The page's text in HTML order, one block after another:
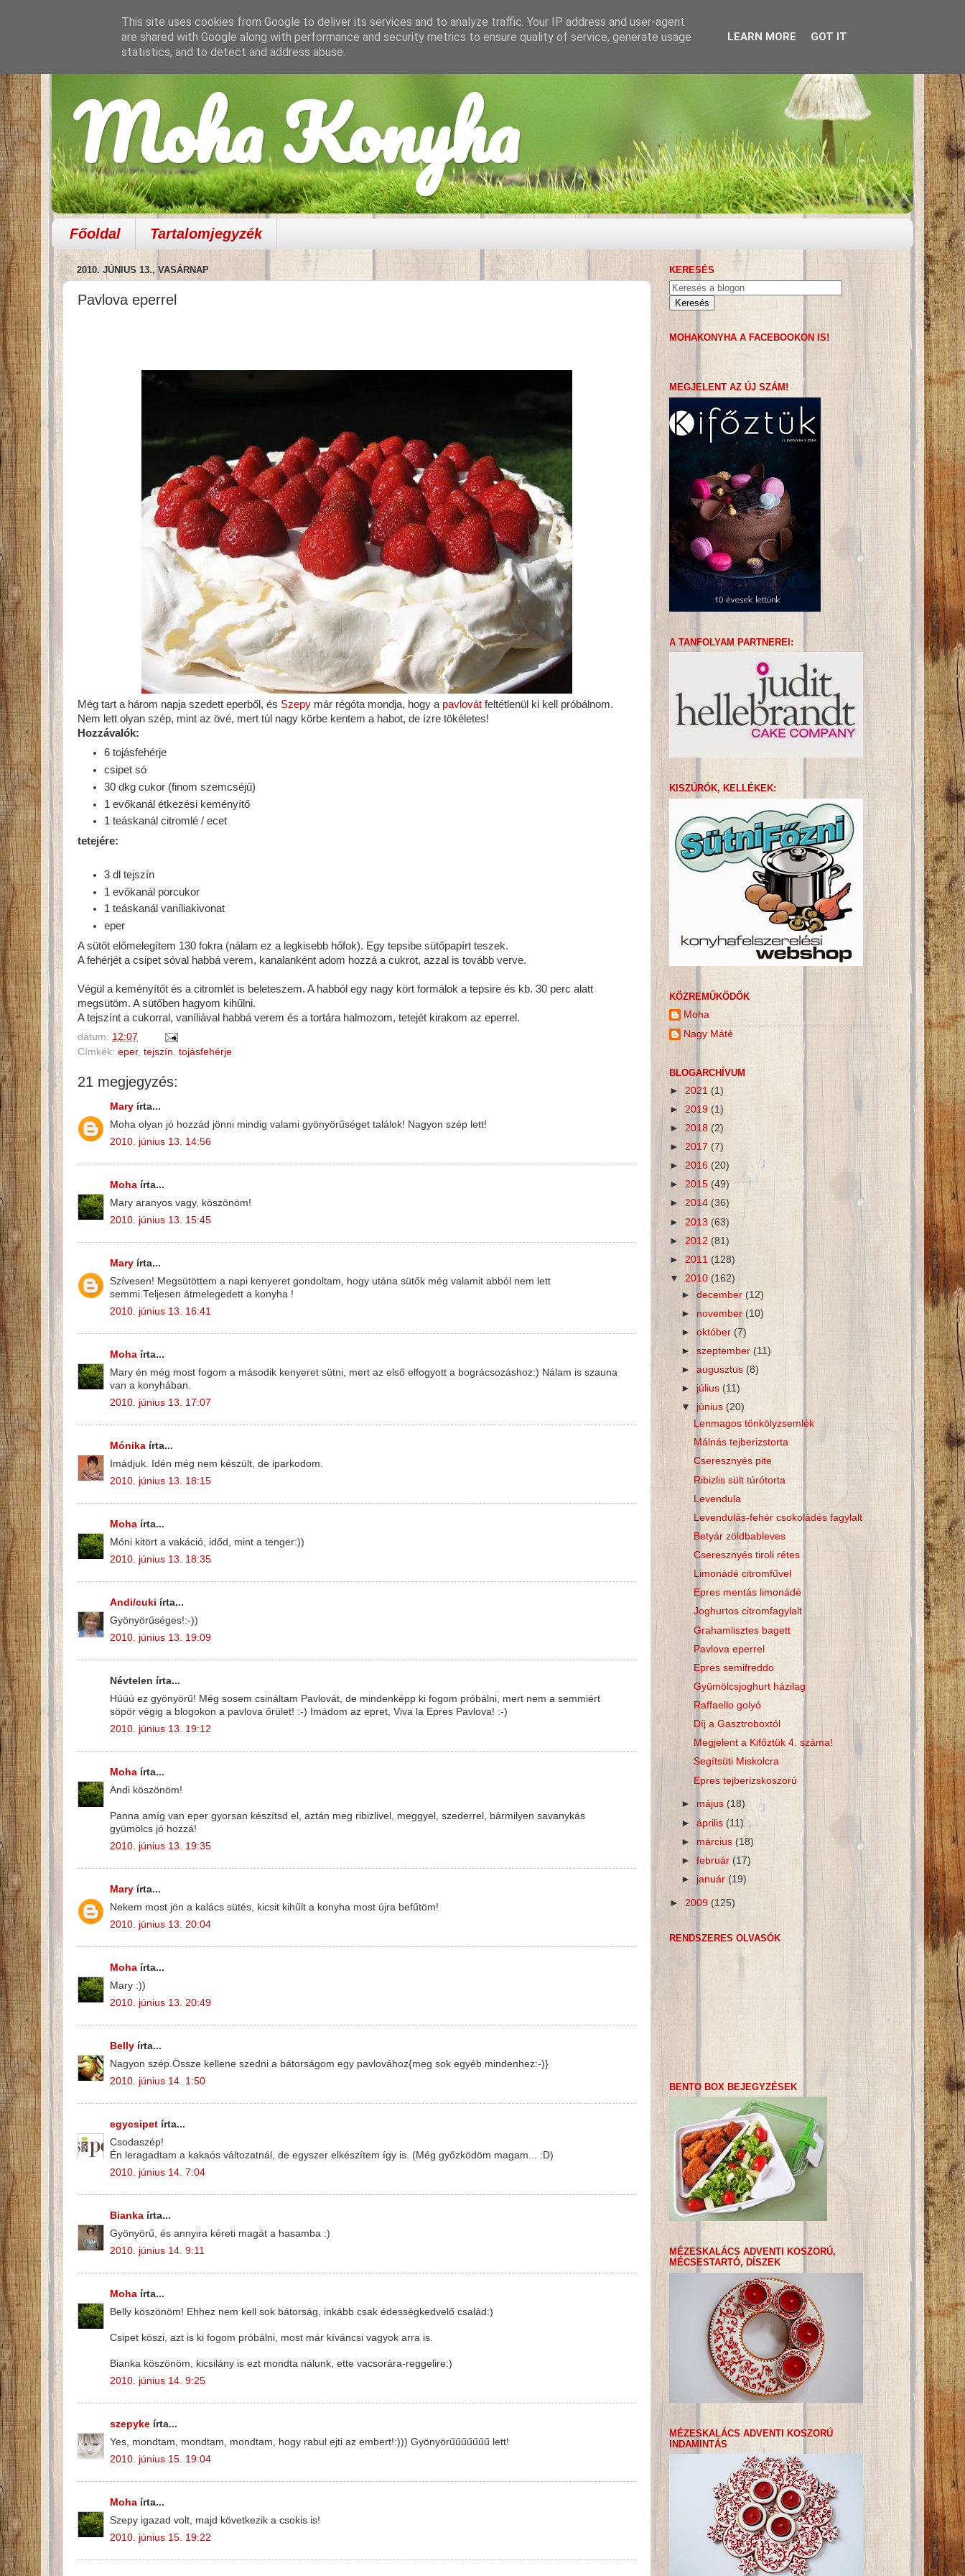
Moha Konyha
Főoldal Tartalomjegyzék
2010. JÚNIUS 13., VASÁRNAP
Pavlova eperrel
Még tart a három napja szedett eperből, és Szepy már régóta mondja, hogy a pavlovát feltétlenül ki kell próbálnom.
Nem lett olyan szép, mint az övé, mert túl nagy körbe kentem a habot, de ízre tökéletes!
Hozzávalók:
6 tojásfehérje
csipet só
30 dkg cukor (finom szemcséjű)
1 evőkanál étkezési keményítő
1 teáskanál citromlé / ecet
tetejére:
3 dl tejszín
1 evőkanál porcukor
1 teáskanál vaníliakivonat
eper
A sütőt előmelegítem 130 fokra (nálam ez a legkisebb hőfok). Egy tepsibe sütőpapírt teszek.
A fehérjét a csipet sóval habbá verem, kanalanként adom hozzá a cukrot, azzal is tovább verve.
Végül a keményítőt és a citromlét is beleteszem. A habból egy nagy kört formálok a tepsire és kb. 30 perc alatt
megsütöm. A sütőben hagyom kihűlni.
A tejszínt a cukorral, vaníliával habbá verem és a tortára halmozom, tetejét kirakom az eperrel.
dátum: 12:07
Címkék: eper, tejszín, tojásfehérje
21 megjegyzés:
Mary írta...
Moha olyan jó hozzád jönni mindig valami gyönyörűséget találok! Nagyon szép lett!
2010. június 13. 14:56
Moha írta...
Mary aranyos vagy, köszönöm!
2010. június 13. 15:45
Mary írta...
Szívesen! Megsütöttem a napi kenyeret gondoltam, hogy utána sütők még valamit abból nem lett
semmi.Teljesen átmelegedett a konyha !
2010. június 13. 16:41
Moha írta...
Mary én még most fogom a második kenyeret sütni, mert az első elfogyott a bográcsozáshoz:) Nálam is szauna
van a konyhában.
2010. június 13. 17:07
Mónika írta...
Imádjuk. Idén még nem készült, de iparkodom.
2010. június 13. 18:15
Moha írta...
Móni kitört a vakáció, időd, mint a tenger:))
2010. június 13. 18:35
Andi/cuki írta...
Gyönyörűséges!:-))
2010. június 13. 19:09
Névtelen írta...
Húúú ez gyönyörű! Még sosem csináltam Pavlovát, de mindenképp ki fogom próbálni, mert nem a semmiért
söpör végig a blogokon a pavlova őrület! :-) Imádom az epret, Viva la Epres Pavlova! :-)
2010. június 13. 19:12
Moha írta...
Andi köszönöm!
Panna amíg van eper gyorsan készítsd el, aztán meg ribizlivel, meggyel, szederrel, bármilyen savanykás
gyümölcs jó hozzá!
2010. június 13. 19:35
Mary írta...
Nekem most jön a kalács sütés, kicsit kihűlt a konyha most újra befűtöm!
2010. június 13. 20:04
Moha írta...
Mary :))
2010. június 13. 20:49
Belly írta...
Nagyon szép.Össze kellene szedni a bátorságom egy pavlovához{meg sok egyéb mindenhez:-)}
2010. június 14. 1:50
egycsipet írta...
Csodaszép!
Én leragadtam a kakaós változatnál, de egyszer elkészítem így is. (Még győzködöm magam... :D)
2010. június 14. 7:04
Bianka írta...
Gyönyörű, és annyira kéreti magát a hasamba :)
2010. június 14. 9:11
Moha írta...
Belly köszönöm! Ehhez nem kell sok bátorság, inkább csak édességkedvelő család:)
Csipet köszi, azt is ki fogom próbálni, most már kíváncsi vagyok arra is.
Bianka köszönöm, kicsilány is ezt mondta nálunk, ette vacsorára-reggelire:)
2010. június 14. 9:25
szepyke írta...
Yes, mondtam, mondtam, mondtam, hogy rabul ejti az embert!:))) Gyönyörűűűűűűű lett!
2010. június 15. 19:04
Moha írta...
Szepy igazad volt, majd következik a csokis is!
2010. június 15. 19:22
KERESÉS
MOHAKONYHA A FACEBOOKON IS!
MEGJELENT AZ ÚJ SZÁM!
A TANFOLYAM PARTNEREI:
KISZÚRÓK, KELLÉKEK:
KÖZREMŰKÖDŐK
Moha
Nagy Máté
BLOGARCHÍVUM
► 2021 (1)
► 2019 (1)
► 2018 (2)
► 2017 (7)
► 2016 (20)
► 2015 (49)
► 2014 (36)
► 2013 (63)
► 2012 (81)
► 2011 (128)
▼ 2010 (162)
►december(12)
► november (10)
►október (7)
►szeptember(11)
►augusztus (8)
► július(11)
▼ június(20)
Lenmagos tönkölyzsemlék
Málnás tejberizstorta
Cseresznyés pite
Ribizlis sült túrótorta
Levendula
Levendulás-fehér csokoládés fagylalt
Betyár zöldbableves
Cseresznyés tiroli rétes
Limonádé citromfűvel
Epres mentás limonádé
Joghurtos citromfagylalt
Grahamlisztes bagett
Pavlova eperrel
Epres semifreddo
Gyümölcsjoghurt házilag
Raffaello golyó
Díj a Gasztroboxtól
Megjelent a Kifőztük 4. száma!
Segítsüti Miskolcra
Epres tejberizskoszorú
► május(18)
►április (11)
► március(18)
►február (17)
► január (19)
► 2009 (125)
RENDSZERES OLVASÓK
BENTO BOX BEJEGYZÉSEK
MÉZESKALÁCS ADVENTI KOSZORÚ,
MÉCSESTARTÓ, DÍSZEK
MÉZESKALÁCS ADVENTI KOSZORÚ
INDAMINTÁS
This site uses cookies from Google to deliver its services and to analyze traffic. Your IP address and user-agent
are shared with Google along with performance and security metrics to ensure quality of service, generate usage
statistics, and to detect and address abuse.
LEARN MORE GOT IT